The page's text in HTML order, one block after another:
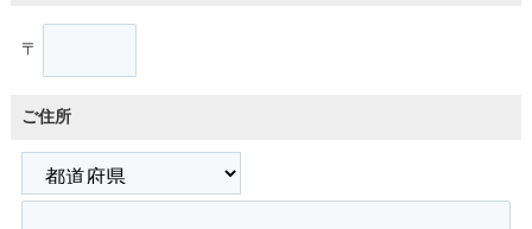
〒
ご住所